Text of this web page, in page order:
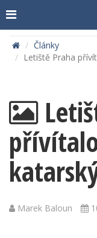
Články
Letiště Praha
Marek Baloun